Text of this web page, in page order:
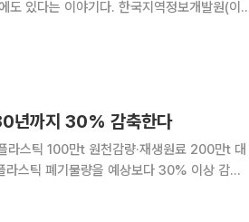
다. 한국지역정보개발원(이
년까지 30% 감축한다
라스틱 100만t 원천감량·재생원료 200만t 대
이 제기되고 있다.